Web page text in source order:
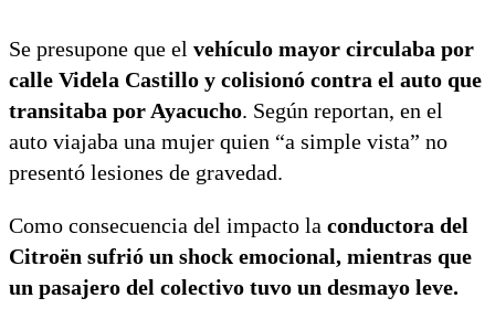
Se presupone que el vehículo mayor circulaba por
calle Videla Castillo y colisionó contra el auto que
transitaba por Ayacucho. Según reportan, en el
auto viajaba una mujer quien “a simple vista” no
presentó lesiones de gravedad.
Como consecuencia del impacto la conductora del
Citroën sufrió un shock emocional, mientras que
un pasajero del colectivo tuvo un desmayo leve.